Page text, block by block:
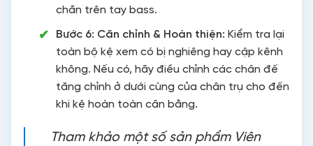
chắn trên tay bass.
Bước 6: Căn chỉnh & Hoàn thiện: Kiểm tra lại
toàn bộ kệ xem có bị nghiêng hay cập kênh
không. Nếu có, hãy điều chỉnh các chân đế
tăng chỉnh ở dưới cùng của chân trụ cho đến
khi kệ hoàn toàn cân bằng.
Tham khảo một số sản phẩm Viên